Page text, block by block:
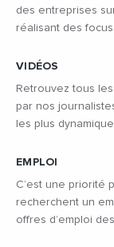
des entreprises
réalisant des
VIDÉOS
Retrouvez tous
par nos
les plus
EMPLOI
C’est une priorité
recherchent un
offres d’emploi